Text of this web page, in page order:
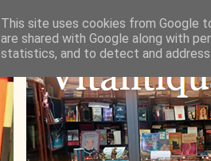
This site uses cookies from Google
are shared with Google along with
statistics, and to detect and address